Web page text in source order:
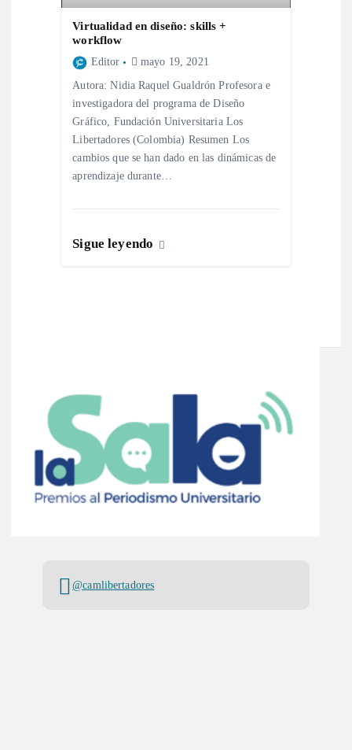
Virtualidad en diseño: skills +
workflow
Editor mayo 19, 2021
Autora: Nidia Raquel Gualdrón Profesora e
investigadora del programa de Diseño
Gráfico, Fundación Universitaria Los
Libertadores (Colombia) Resumen Los
cambios que se han dado en las dinámicas de
aprendizaje durante…
Sigue leyendo
@camlibertadores